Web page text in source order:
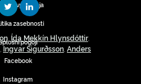
Ída Mekkín Hlynsdóttir,
Ingvar Sigurðsson Anders
vprašanja
zasebnosti
pogoji
Facebook
Instagram